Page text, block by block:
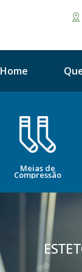
Home
Meias de
Compressão